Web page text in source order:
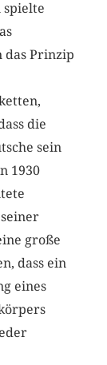
spielte
das Prinzip
die
sein
1930
große
dass ein
eines